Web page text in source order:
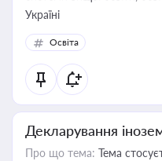
Україні
Освіта
Декларування
Про що тема: Тема